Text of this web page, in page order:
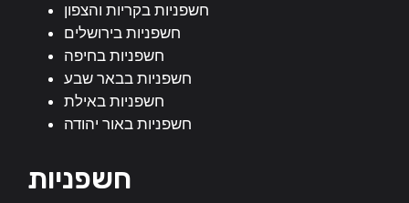
חשפניות בקריות והצפון
חשפניות בירושלים
חשפניות בחיפה
חשפניות בבאר שבע
חשפניות באילת
חשפניות באור יהודה
חשפניות